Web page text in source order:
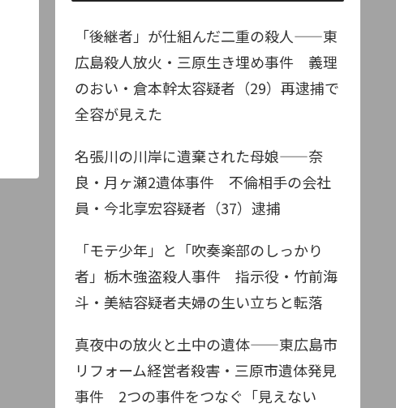
「後継者」が仕組んだ二重の殺人——東
広島殺人放火・三原生き埋め事件 義理
のおい・倉本幹太容疑者（29）再逮捕で
全容が見えた
名張川の川岸に遺棄された母娘——奈
良・月ヶ瀬2遺体事件 不倫相手の会社
員・今北享宏容疑者（37）逮捕
「モテ少年」と「吹奏楽部のしっかり
者」栃木強盗殺人事件 指示役・竹前海
斗・美結容疑者夫婦の生い立ちと転落
真夜中の放火と土中の遺体——東広島市
リフォーム経営者殺害・三原市遺体発見
事件 2つの事件をつなぐ「見えない